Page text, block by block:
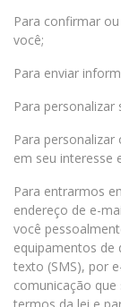
Para confirmar
você;
Para enviar
Para personalizar
Para personalizar
em seu interesse
Para entrarmos
endereço de e-
você
equipamentos de
texto (SMS), por
comunicação